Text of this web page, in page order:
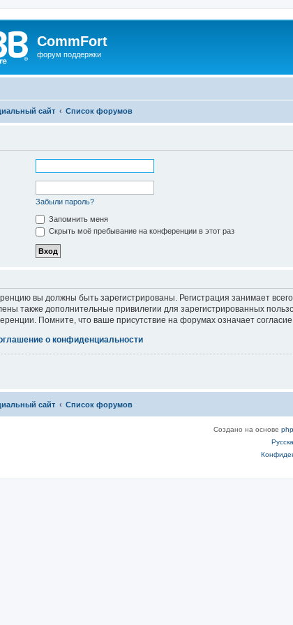
CommFort
форум поддержки
сайт Список форумов
Забыли пароль?
Запомнить меня
Скрыть моё пребывание на конференции в этот раз
вы должны быть зарегистрированы. Регистрация занимает
также дополнительные привилегии для зарегистрированных
Помните, что ваше присутствие на форумах означает
о конфиденциальности
сайт Список форумов
Создано на основе